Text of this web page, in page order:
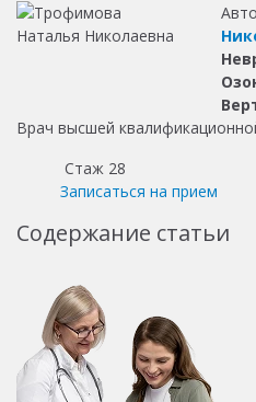
Врач высшей
Стаж 28
Записаться на прием
Содержание статьи